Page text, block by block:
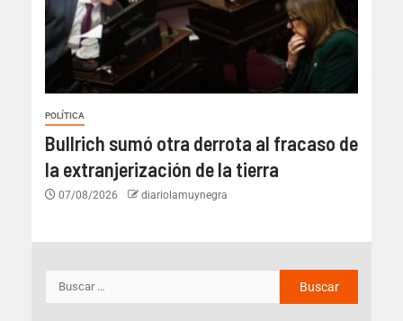
POLÍTICA
Bullrich sumó otra derrota al fracaso de
la extranjerización de la tierra
07/08/2026 diariolamuynegra